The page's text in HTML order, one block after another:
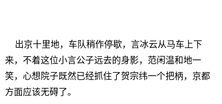
出京十里地，车队稍作停歇，言冰云从马车上下
来，不着这位小言公子远去的身影，范闲温和地一
笑，心想院子既然已经抓住了贺宗纬一个把柄，京都
方面应该无碍了。